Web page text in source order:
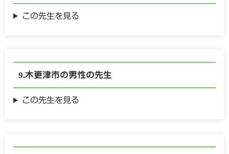
この先生を見る
木更津市の男性の先生
この先生を見る